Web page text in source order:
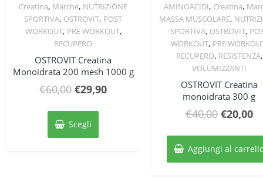
Quick View
Creatina, Marche, NUTRIZIONE
SPORTIVA, OSTROVIT, POST
WORKOUT, PRE WORKOUT,
RECUPERO
OSTROVIT Creatina
Monoidrata 200 mesh 1000 g
€60,00 Il
originale
era:
€29,90Il
Scegli
Questo
Quick View
AMINOACIDI, Creatina,
MASSA MUSCOLARE,
SPORTIVA, OSTROVIT,
WORKOUT, PRE
RECUPERO, RESISTENZA,
VOLUMIZZANTI
OSTROVIT Creatina
monoidrata 300 g
€40,00 Il
originale
era:
€20,00Il
è:
Aggiungi al